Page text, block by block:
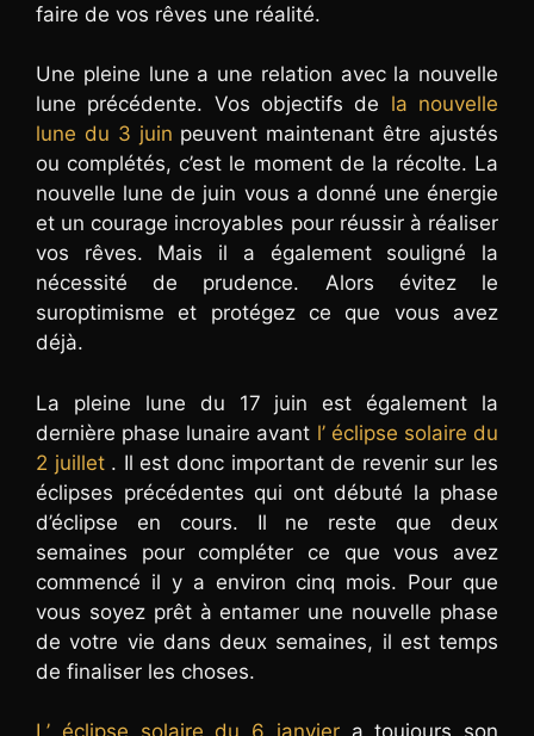
faire de vos rêves une réalité.
Une pleine lune a une relation avec la nouvelle
lune précédente. Vos objectifs de la nouvelle
lune du 3 juin peuvent maintenant être ajustés
ou complétés, c’est le moment de la récolte. La
nouvelle lune de juin vous a donné une énergie
et un courage incroyables pour réussir à réaliser
vos rêves. Mais il a également souligné la
nécessité de prudence. Alors évitez le
suroptimisme et protégez ce que vous avez
déjà.
La pleine lune du 17 juin est également la
dernière phase lunaire avant l’ éclipse solaire du
2 juillet. Il est donc important de revenir sur les
éclipses précédentes qui ont débuté la phase
d’éclipse en cours. Il ne reste que deux
semaines pour compléter ce que vous avez
commencé il y a environ cinq mois. Pour que
vous soyez prêt à entamer une nouvelle phase
de votre vie dans deux semaines, il est temps
de finaliser les choses.
L’ éclipse solaire du 6 janviera toujours son